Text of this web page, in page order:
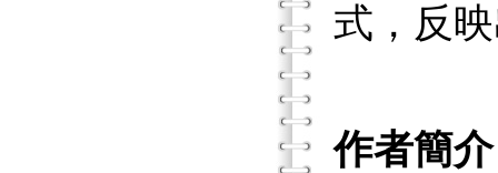
式，反
作者簡介